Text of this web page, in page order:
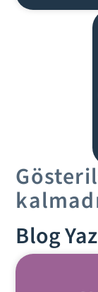
Blog